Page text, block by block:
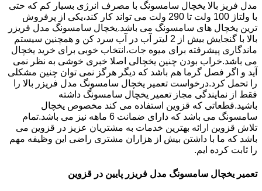
مدل فریز بالا یخچال سامسونگ با مصرف انرژی بسیار کم که حتی
با ولتاژ 100 ولت تا 290 ولت می تواند کار کند،یکی از پرفروش
ترین یخچال های سامسونگ می باشد.یخچال سامسونگ مدل فریزر
بالا با گنجایش بیش از 2 لیتر آب در آب سرد کن و همچنین سیستم
ماندگاری پیشرفته برای میوه جات،انتخاب خوبی برای خرید یخچال
می باشد.خراب بودن چنین یخچالی اصلا خبری خوشی به نظر نمی
آید و اگر فصل گرما هم باشد که دیگر هرگز نمی توان چنین مشکلی
را تحمل کرد.درخواست تعمیر یخچال سامسونگ مدل فریزر بالا را
فقط از نمایندگی مجاز تعمیر یخچال سامسونگ داشته
باشید.قطعاتی که قزوین استفاده می کند مخصوص یخچال
سامسونگ می باشد که دارای ضمانت 6 ماهه نیز می باشد.تمام
تلاش قزوین ارائه بهترین خدمات به مشتریان عزیز در قزوین می
باشد که ما با داشتن بیش از هزاران مشتری راضی این وظیفه مهم
را ثابت کرده ایم.
تعمیر یخچال سامسونگ مدل فریزر پایین در قزوین